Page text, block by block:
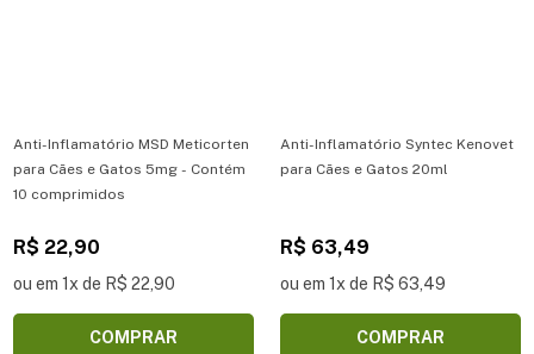
Anti-Inflamatório MSD Meticorten
para Cães e Gatos 5mg - Contém
10 comprimidos
R$ 22,90
ou em 1x de R$ 22,90
COMPRAR
Anti-Inflamatório Syntec Kenovet
para Cães e Gatos 20ml
R$ 63,49
ou em 1x de R$ 63,49
COMPRAR